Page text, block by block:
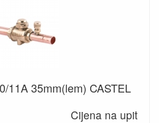
11A 35mm(lem) CASTEL
Cijena na upit